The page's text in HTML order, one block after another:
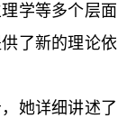
学等多个层面
了新的理论依
她详细讲述了